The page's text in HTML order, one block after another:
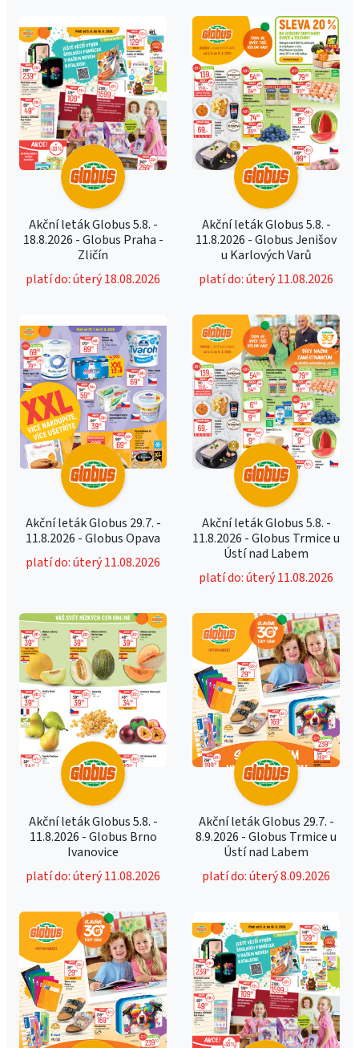
Akční leták Globus 5.8. -
18.8.2026 - Globus Praha -
Zličín
platí do: úterý 18.08.2026
Akční leták Globus 5.8. -
11.8.2026 - Globus Jenišov
u Karlových Varů
platí do: úterý 11.08.2026
Akční leták Globus 29.7. -
11.8.2026 - Globus Opava
platí do: úterý 11.08.2026
Akční leták Globus 5.8. -
11.8.2026 - Globus Trmice u
Ústí nad Labem
platí do: úterý 11.08.2026
Akční leták Globus 5.8. -
11.8.2026 - Globus Brno
Ivanovice
platí do: úterý 11.08.2026
Akční leták Globus 29.7. -
8.9.2026 - Globus Trmice u
Ústí nad Labem
platí do: úterý 8.09.2026